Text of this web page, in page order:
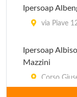
Ipersoap
via Piave
Ipersoap
Mazzini
Corso
Superiore